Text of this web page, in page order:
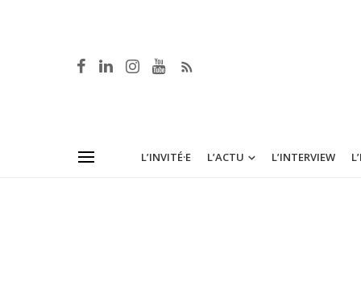
L’INVITÉ·E L’ACTU L’INTERVIEW